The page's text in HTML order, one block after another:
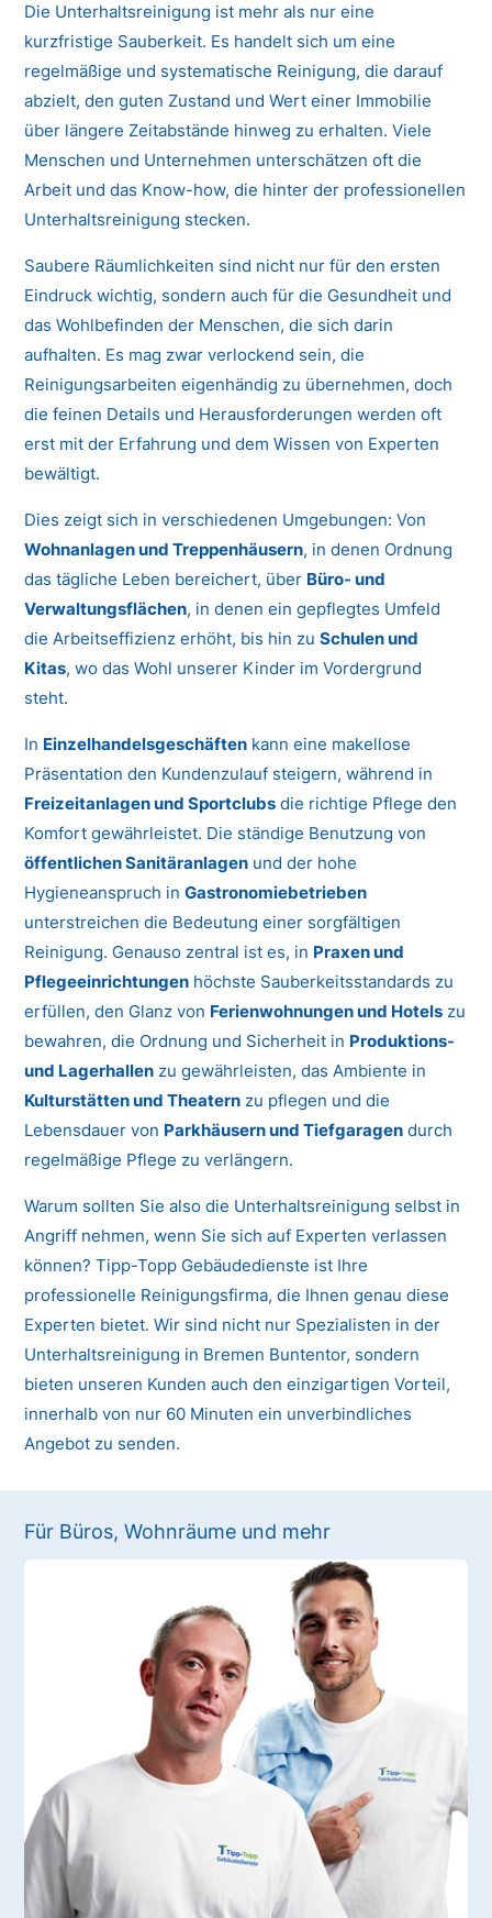
Die Unterhaltsreinigung ist mehr als nur eine
kurzfristige Sauberkeit. Es handelt sich um eine
regelmäßige und systematische Reinigung, die darauf
abzielt, den guten Zustand und Wert einer Immobilie
über längere Zeitabstände hinweg zu erhalten. Viele
Menschen und Unternehmen unterschätzen oft die
Arbeit und das Know-how, die hinter der professionellen
Unterhaltsreinigung stecken.
Saubere Räumlichkeiten sind nicht nur für den ersten
Eindruck wichtig, sondern auch für die Gesundheit und
das Wohlbefinden der Menschen, die sich darin
aufhalten. Es mag zwar verlockend sein, die
Reinigungsarbeiten eigenhändig zu übernehmen, doch
die feinen Details und Herausforderungen werden oft
erst mit der Erfahrung und dem Wissen von Experten
bewältigt.
Dies zeigt sich in verschiedenen Umgebungen: Von
Wohnanlagen und Treppenhäusern, in denen Ordnung
das tägliche Leben bereichert, über Büro- und
Verwaltungsflächen, in denen ein gepflegtes Umfeld
die Arbeitseffizienz erhöht, bis hin zuSchulen und
Kitas, wo das Wohl unserer Kinder im Vordergrund
steht.
In Einzelhandelsgeschäften kann eine makellose
Präsentation den Kundenzulauf steigern, während in
Freizeitanlagen und Sportclubs die richtige Pflege den
Komfort gewährleistet. Die ständige Benutzung von
öffentlichen Sanitäranlagen und der hohe
Hygieneanspruch inGastronomiebetrieben
unterstreichen die Bedeutung einer sorgfältigen
Reinigung. Genauso zentral ist es, in Praxen und
Pflegeeinrichtungen höchste Sauberkeitsstandards zu
erfüllen, den Glanz von Ferienwohnungen und Hotels zu
bewahren, die Ordnung und Sicherheit in Produktions-
und Lagerhallen zu gewährleisten, das Ambiente in
Kulturstätten und Theatern zu pflegen und die
Lebensdauer von Parkhäusern und Tiefgaragen durch
regelmäßige Pflege zu verlängern.
Warum sollten Sie also die Unterhaltsreinigung selbst in
Angriff nehmen, wenn Sie sich auf Experten verlassen
können? Tipp-Topp Gebäudedienste ist Ihre
professionelle Reinigungsfirma, die Ihnen genau diese
Experten bietet. Wir sind nicht nur Spezialisten in der
Unterhaltsreinigung in Bremen Buntentor, sondern
bieten unseren Kunden auch den einzigartigen Vorteil,
innerhalb von nur 60 Minuten ein unverbindliches
Angebot zu senden.
Für Büros, Wohnräume und mehr